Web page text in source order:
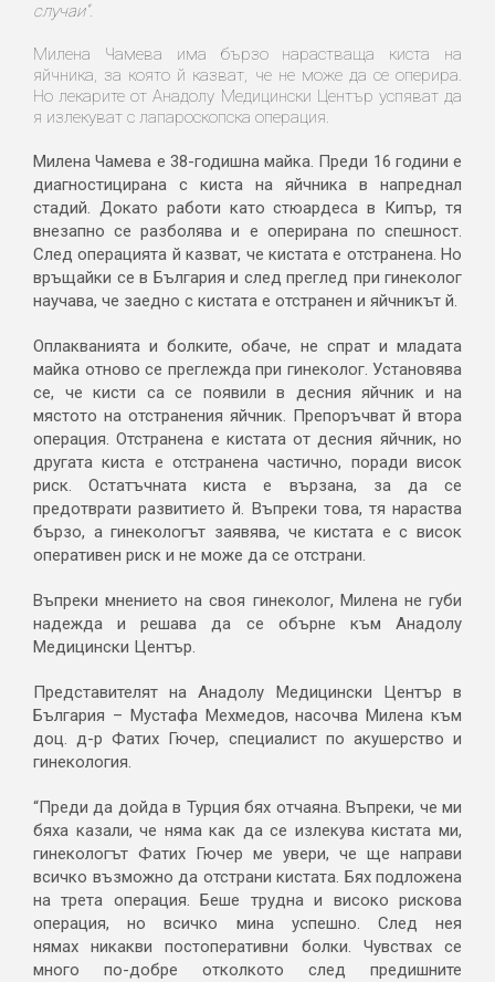
случаи“.
Милена Чамева има бързо нарастваща киста на
яйчника, за която й казват, че не може да се оперира.
Но лекарите от Анадолу Медицински Център успяват да
я излекуват с лапароскопска операция.
Милена Чамева е 38-годишна майка. Преди 16 години е
диагностицирана с киста на яйчника в напреднал
стадий. Докато работи като стюардеса в Кипър, тя
внезапно се разболява и е оперирана по спешност.
След операцията й казват, че кистата е отстранена. Но
връщайки се в България и след преглед при гинеколог
научава, че заедно с кистата е отстранен и яйчникът й.
Оплакванията и болките, обаче, не спрат и младата
майка отново се преглежда при гинеколог. Установява
се, че кисти са се появили в десния яйчник и на
мястото на отстранения яйчник. Препоръчват й втора
операция. Отстранена е кистата от десния яйчник, но
другата киста е отстранена частично, поради висок
риск. Остатъчната киста е вързана, за да се
предотврати развитието й. Въпреки това, тя нараства
бързо, а гинекологът заявява, че кистата е с висок
оперативен риск и не може да се отстрани.
Въпреки мнението на своя гинеколог, Милена не губи
надежда и решава да се обърне към Анадолу
Медицински Център.
Представителят на Анадолу Медицински Център в
България – Мустафа Мехмедов, насочва Милена към
доц. д-р Фатих Гючер, специалист по акушерство и
гинекология.
“Преди да дойда в Турция бях отчаяна. Въпреки, че ми
бяха казали, че няма как да се излекува кистата ми,
гинекологът Фатих Гючер ме увери, че ще направи
всичко възможно да отстрани кистата. Бях подложена
на трета операция. Беше трудна и високо рискова
операция, но всичко мина успешно. След нея
нямах никакви постоперативни болки. Чувствах се
много по-добре отколкото след предишните